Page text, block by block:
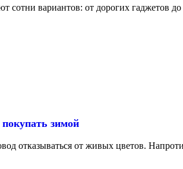
сотни вариантов: от дорогих гаджетов
зимой
отказываться от живых цветов.